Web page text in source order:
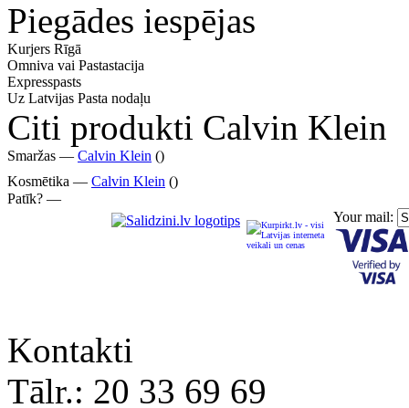
Piegādes iespējas
Kurjers Rīgā
Omniva vai Pastastacija
Expresspasts
Uz Latvijas Pasta nodaļu
Citi produkti Calvin Klein
Smaržas — Calvin Klein ()
Kosmētika — Calvin Klein ()
Patīk? —
Your mail:
Kontakti
Tālr.: 20 33 69 69